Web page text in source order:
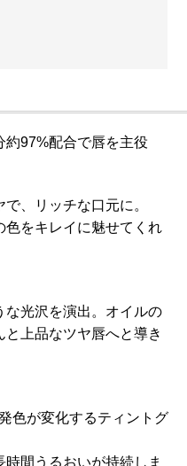
約97%配合で唇を主役
、リッチな口元に。
色をキレイに魅せてくれ
な光沢を演出。オイルの
上品なツヤ唇へと導き
色が変化するティントグ
間うるおいが持続しま